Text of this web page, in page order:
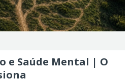
e Saúde Mental | O